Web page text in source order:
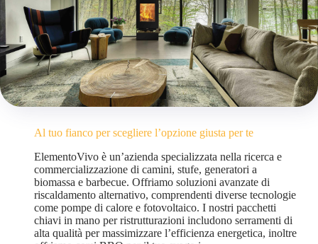
Al tuo fianco per scegliere l’opzione giusta per te
ElementoVivo è un’azienda specializzata nella ricerca e
commercializzazione di camini, stufe, generatori a
biomassa e barbecue. Offriamo soluzioni avanzate di
riscaldamento alternativo, comprendenti diverse tecnologie
come pompe di calore e fotovoltaico. I nostri pacchetti
chiavi in mano per ristrutturazioni includono serramenti di
alta qualità per massimizzare l’efficienza energetica, inoltre